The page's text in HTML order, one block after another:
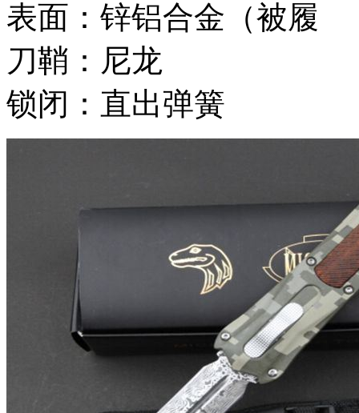
表面：锌铝合金（被履
刀鞘：尼龙
锁闭：直出弹簧